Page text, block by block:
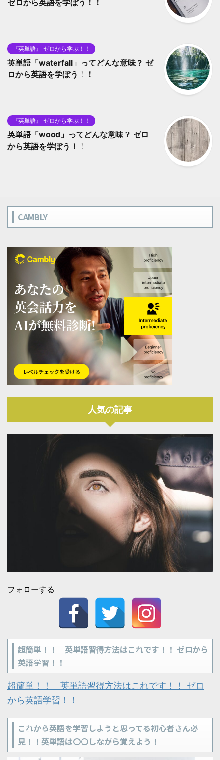
ゼロから英語を学ぼう！！
『英単語』 ゼロから学ぶ！！
英単語「waterfall」ってどんな意味？ ゼ
ロから英語を学ぼう！！
『英単語』 ゼロから学ぶ！！
英単語「wood」ってどんな意味？ ゼロ
から英語を学ぼう！！
CAMBLY
人気の記事
フォローする
超簡単！！ 英単語習得方法はこれです！！ ゼロから
英語学習！！
超簡単！！ 英単語習得方法はこれです！！ ゼロ
から英語学習！！
これから英語を学習しようと思ってる初心者さん必
見！！英単語は〇〇しながら覚えよう！